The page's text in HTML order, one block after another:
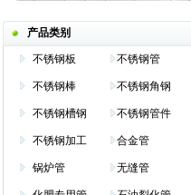
产品类别
不锈钢板 不锈钢管
不锈钢棒 不锈钢角钢
不锈钢槽钢 不锈钢管件
不锈钢加工 合金管
锅炉管 无缝管